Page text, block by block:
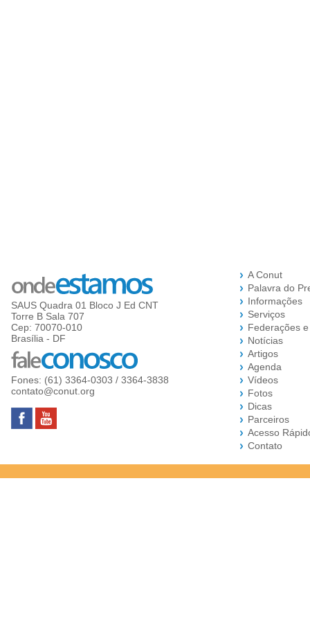
SAUS Quadra 01 Bloco J Ed CNT
Torre B Sala 707
Cep: 70070-010
Brasília - DF
Fones: (61) 3364-0303 / 3364-3838
contato@conut.org
A Conut
Palavra do
Informações
Serviços
Federações
Notícias
Artigos
Agenda
Vídeos
Fotos
Dicas
Parceiros
Acesso
Contato